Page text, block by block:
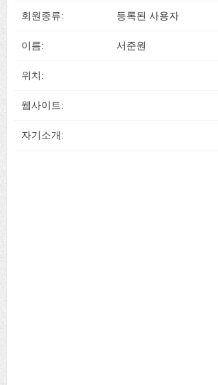
회원종류: 등록된 사용자
이름: 서준원
위치:
웹사이트:
자기소개: